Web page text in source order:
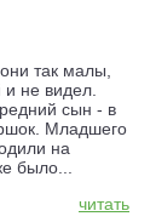
так малы,
и не видел.
сын - в
Младшего
на
было...
читать